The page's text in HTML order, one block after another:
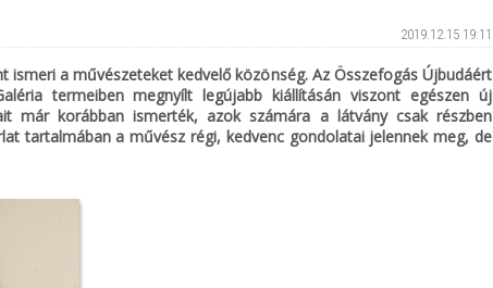
2019.12.15 19:11
ismeri a művészeteket kedvelő közönség. Az Összefogás Újbudáért
termeiben megnyílt legújabb kiállításán viszont egészen új
már korábban ismerték, azok számára a látvány csak részben
tartalmában a művész régi, kedvenc gondolatai jelennek meg, de